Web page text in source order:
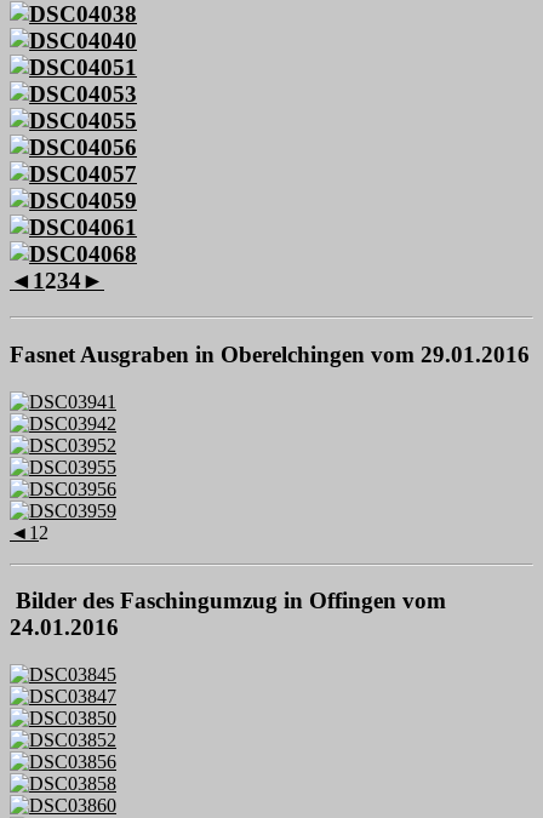
◄ 1234►
Fasnet Ausgraben in Oberelchingen vom 29.01.2016
◄ 1 2
Bilder des Faschingumzug in Offingen vom
24.01.2016